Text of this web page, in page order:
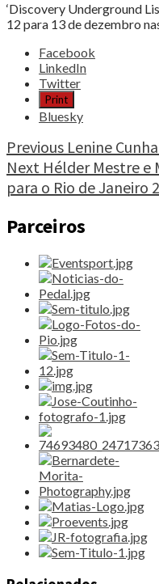
‘Discovery Underground
12 para 13 de dezembro
Share
post
"Discovery
Underground
Lisboa
já
ultrapassou
as
3.000
Facebook
LinkedIn
Twitter
Print
Bluesky
Continue
Reading
Previous Lenine
Next Hélder Mestre e
para o Rio de Janeiro
Parceiros